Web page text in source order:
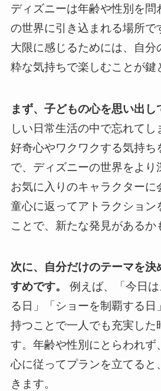
ディズニーは年齢や性別を問
の世界に引き込まれる場所で
大限に感じるためには、自分
粋な気持ちで楽しむことが鍵
まず、子どもの心を思い出し
しい日常生活の中で忘れてし
好奇心やワクワクする気持ち
で、ディズニーの世界をより
お気に入りのキャラクターに
童心に返ってアトラクション
ことで、新たな発見があるか
次に、自分だけのテーマを決
すめです。
例えば、「今日
る日」「ショーを制覇する日
持つことで一人でも充実した
す。年齢や性別にとらわれず
心に従ってプランを立てると
きます。